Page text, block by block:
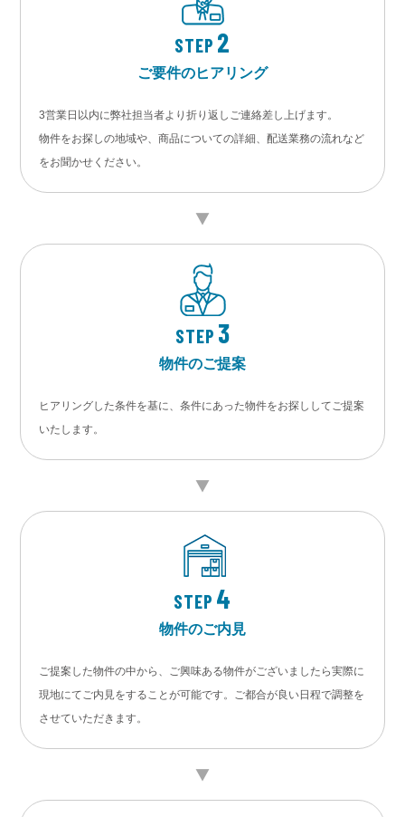
STEP 2
ご要件のヒアリング
3営業日以内に弊社担当者より折り返しご連絡差し上げます。
物件をお探しの地域や、商品についての詳細、配送業務の流れなど
をお聞かせください。
STEP 3
物件のご提案
ヒアリングした条件を基に、条件にあった物件をお探ししてご提案
いたします。
STEP 4
物件のご内見
ご提案した物件の中から、ご興味ある物件がございましたら実際に
現地にてご内見をすることが可能です。ご都合が良い日程で調整を
させていただきます。